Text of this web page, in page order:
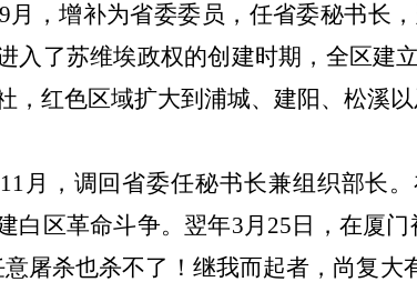
9月，增补为省委委员，任省委秘书长
入了苏维埃政权的创建时期，全区建
，红色区域扩大到浦城、建阳、松溪
11 月，调回省委任秘书长兼组织部长
白区革命斗争。翌年3月 25 日，在厦
屠杀也杀不了！继我而起者，尚复